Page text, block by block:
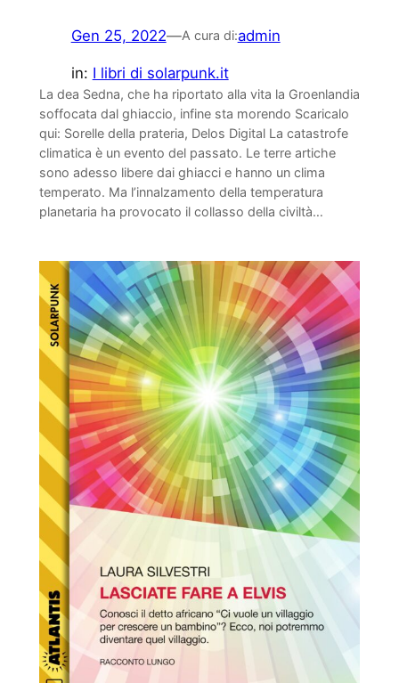
Gen 25, 2022—A cura di:admin
in: I libri di solarpunk.it
La dea Sedna, che ha riportato alla vita la Groenlandia
soffocata dal ghiaccio, infine sta morendo Scaricalo
qui: Sorelle della prateria, Delos Digital La catastrofe
climatica è un evento del passato. Le terre artiche
sono adesso libere dai ghiacci e hanno un clima
temperato. Ma l’innalzamento della temperatura
planetaria ha provocato il collasso della civiltà…